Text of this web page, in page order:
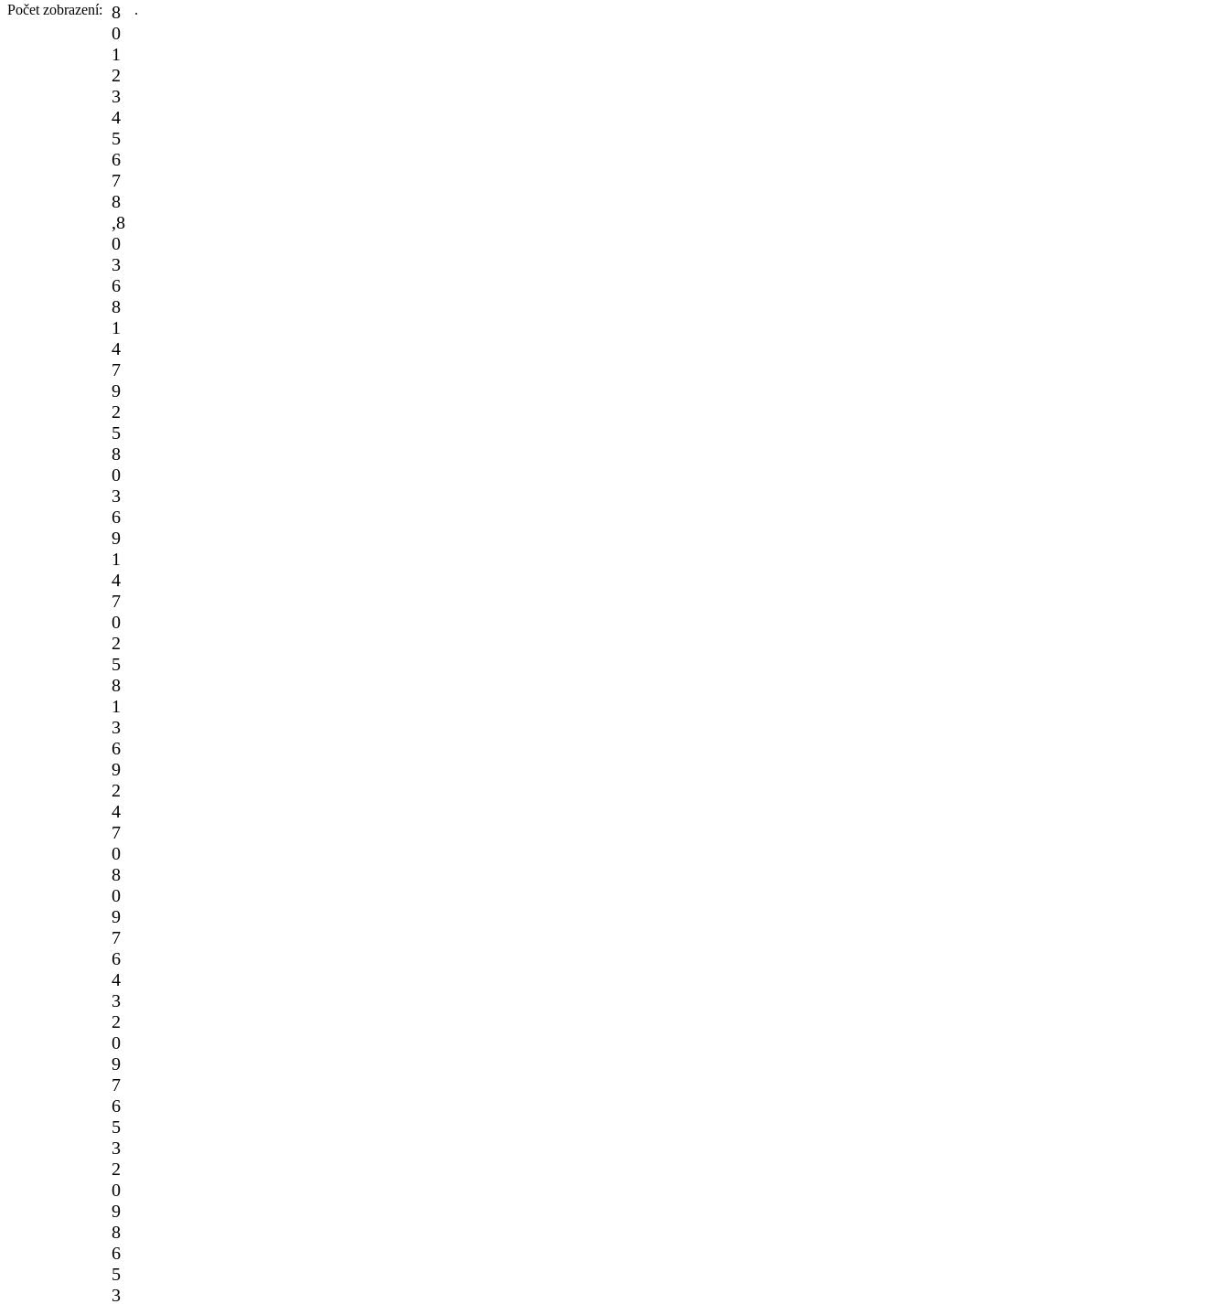
Počet zobrazení:
8
0
1
2
3
4
5
6
7
8
,8
0
3
6
8
1
4
7
9
2
5
8
0
3
6
9
1
4
7
0
2
5
8
1
3
6
9
2
4
7
0
8
0
9
7
6
4
3
2
0
9
7
6
5
3
2
0
9
8
6
5
3
.